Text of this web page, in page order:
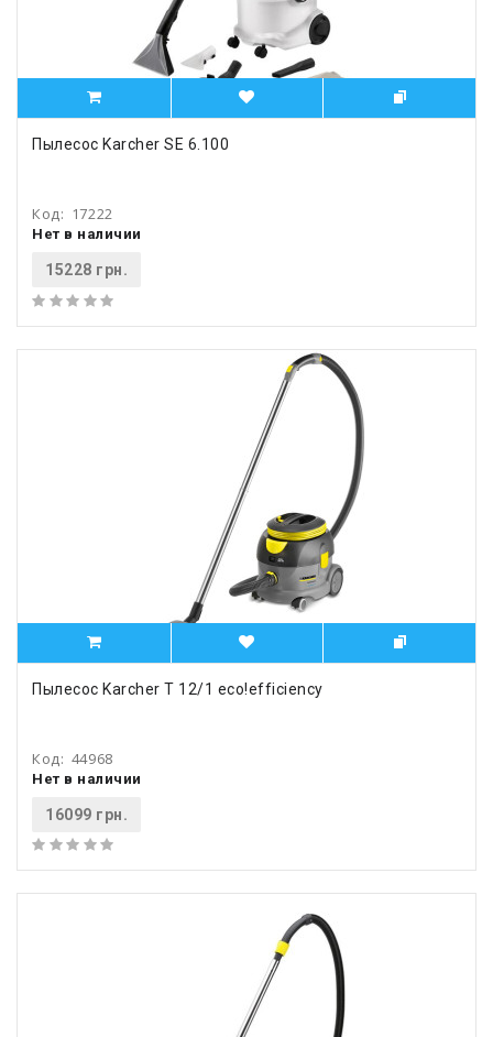
Пылесос Karcher SE 6.100
Код: 17222
Нет в наличии
15228 грн.
Пылесос Karcher T 12/1 eco!efficiency
Код: 44968
Нет в наличии
16099 грн.